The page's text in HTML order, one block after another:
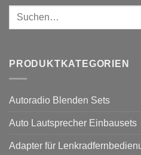
Ford
Lenkradfernbedienung
anschließen
Suchen
PRODUKTKATEGORIEN
Autoradio Blenden Sets
Auto Lautsprecher Einbausets
Adapter für